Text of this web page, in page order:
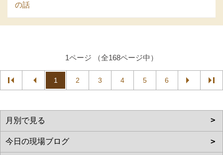
の話
1ページ （全168ページ中）
1 2 3 4 5 6